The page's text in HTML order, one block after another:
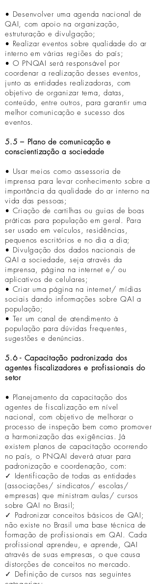
• Desenvolver uma agenda nacional de
QAI, com apoio na organização,
estruturação e divulgação;
• Realizar eventos sobre qualidade do ar
interno em várias regiões do país;
• O PNQAI será responsável por
coordenar a realização desses eventos,
junto as entidades realizadoras, com
objetivo de organizar tema, datas,
conteúdo, entre outros, para garantir uma
melhor comunicação e sucesso dos
eventos.
5.5 – Plano de comunicação e
conscientização a sociedade
• Usar meios como assessoria de
imprensa para levar conhecimento sobre a
importância da qualidade do ar interno na
vida das pessoas;
• Criação de cartilhas ou guias de boas
práticas para população em geral. Para
ser usado em veículos, residências,
pequenos escritórios e no dia a dia;
• Divulgação dos dados nacionais de
QAI a sociedade, seja através da
imprensa, página na internet e/ ou
aplicativos de celulares;
• Criar uma página na internet/ mídias
sociais dando informações sobre QAI a
população;
• Ter um canal de atendimento à
população para dúvidas frequentes,
sugestões e denúncias.
5.6 - Capacitação padronizada dos
agentes fiscalizadores e profissionais do
setor
• Planejamento da capacitação dos
agentes de fiscalização em nível
nacional, com objetivo de melhorar o
processo de inspeção bem como promover
a harmonização das exigências. Já
existem planos de capacitação ocorrendo
no país, o PNQAI deverá atuar para
padronização e coordenação, com:
✓ Identificação de todas as entidades
(associações/ sindicatos/ escolas/
empresas) que ministram aulas/ cursos
sobre QAI no Brasil;
✓ Padronizar conceitos básicos de QAI;
não existe no Brasil uma base técnica de
formação de profissionais em QAI. Cada
profissional aprendeu, e aprende, QAI
através de suas empresas, o que causa
distorções de conceitos no mercado.
✓ Definição de cursos nas seguintes